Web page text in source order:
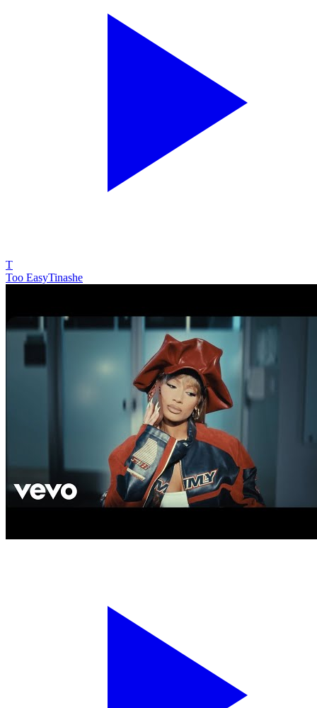
T
Too EasyTinashe